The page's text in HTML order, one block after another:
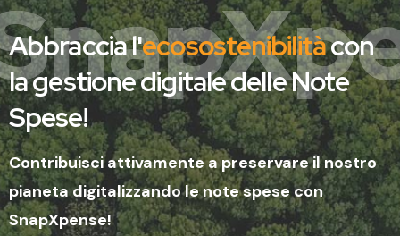
Abbraccia l'ecosostenibilitàcon
la gestione digitale delle Note
Spese!
Contribuisci attivamente a preservare il nostro
pianeta digitalizzando le note spese con
SnapXpense!